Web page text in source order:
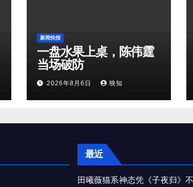
新闻快报
一盘水果上桌，陈伟霆
当场破防
2026年8月6日 映知
最近
田曦薇猫系神态凭《子夜归》